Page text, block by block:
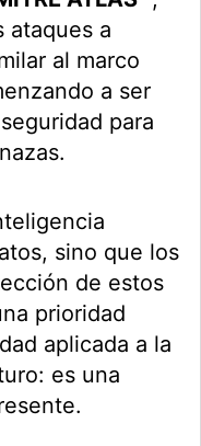
ataques a
al marco
a ser
para
sino que los
de estos
prioridad
aplicada a la
es una